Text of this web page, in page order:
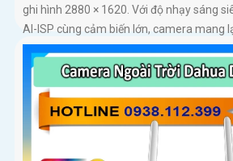
ghi hình 2880 × 1620. Với độ nhạy sáng
AI-ISP cùng cảm biến lớn, camera mang
cả ngày lẫn đêm